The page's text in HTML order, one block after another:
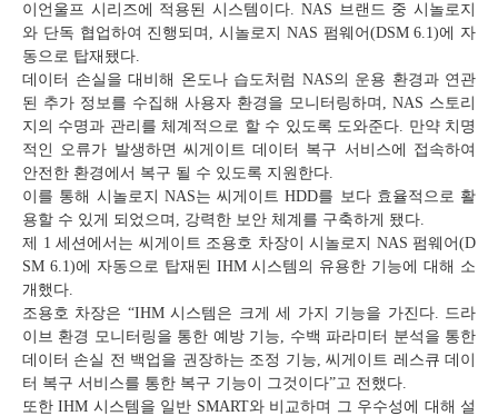
이언울프 시리즈에 적용된 시스템이다. NAS 브랜드 중 시놀로지
와 단독 협업하여 진행되며, 시놀로지 NAS 펌웨어(DSM 6.1)에 자
동으로 탑재됐다.
데이터 손실을 대비해 온도나 습도처럼 NAS의 운용 환경과 연관
된 추가 정보를 수집해 사용자 환경을 모니터링하며, NAS 스토리
지의 수명과 관리를 체계적으로 할 수 있도록 도와준다. 만약 치명
적인 오류가 발생하면 씨게이트 데이터 복구 서비스에 접속하여
안전한 환경에서 복구 될 수 있도록 지원한다.
이를 통해 시놀로지 NAS는 씨게이트 HDD를 보다 효율적으로 활
용할 수 있게 되었으며, 강력한 보안 체계를 구축하게 됐다.
제 1 세션에서는 씨게이트 조용호 차장이 시놀로지 NAS 펌웨어(D
SM 6.1)에 자동으로 탑재된 IHM 시스템의 유용한 기능에 대해 소
개했다.
조용호 차장은 “IHM 시스템은 크게 세 가지 기능을 가진다. 드라
이브 환경 모니터링을 통한 예방 기능, 수백 파라미터 분석을 통한
데이터 손실 전 백업을 권장하는 조정 기능, 씨게이트 레스큐 데이
터 복구 서비스를 통한 복구 기능이 그것이다”고 전했다.
또한 IHM 시스템을 일반 SMART와 비교하며 그 우수성에 대해 설